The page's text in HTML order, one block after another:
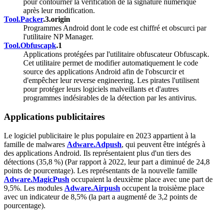
pour contourner la vérification de la signature numérique
après leur modification.
Tool.Packer.3.origin
Programmes Android dont le code est chiffré et obscurci par
l'utilitaire NP Manager.
Tool.Obfuscapk.1
Applications protégées par l'utilitaire obfuscateur Obfuscapk.
Cet utilitaire permet de modifier automatiquement le code
source des applications Android afin de l'obscurcir et
d'empêcher leur reverse engineering. Les pirates l'utilisent
pour protéger leurs logiciels malveillants et d'autres
programmes indésirables de la détection par les antivirus.
Applications publicitaires
Le logiciel publicitaire le plus populaire en 2023 appartient à la
famille de malwares Adware.Adpush, qui peuvent être intégrés à
des applications Android. Ils représentaient plus d'un tiers des
détections (35,8 %) (Par rapport à 2022, leur part a diminué de 24,8
points de pourcentage). Les représentants de la nouvelle famille
Adware.MagicPush occupaient la deuxième place avec une part de
9,5%. Les modules Adware.Airpush occupent la troisième place
avec un indicateur de 8,5% (la part a augmenté de 3,2 points de
pourcentage).